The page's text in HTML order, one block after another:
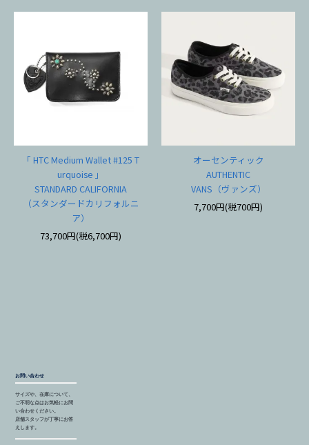
「 HTC Medium Wallet #125 T
urquoise 」
STANDARD CALIFORNIA
（スタンダードカリフォルニ
ア）
73,700円(税6,700円)
オーセンティック
AUTHENTIC
VANS（ヴァンズ）
7,700円(税700円)
お問い合わせ
サイズや、在庫について、
ご不明な点はお気軽にお問
い合わせください。
店舗スタッフが丁寧にお答
えします。